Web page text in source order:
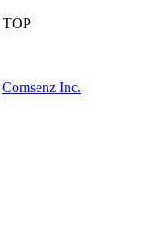
TOP
Comsenz Inc.